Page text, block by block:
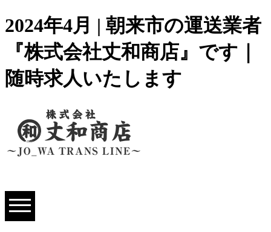
2024年4月 | 朝来市の運送業者
『株式会社丈和商店』です｜
随時求人いたします